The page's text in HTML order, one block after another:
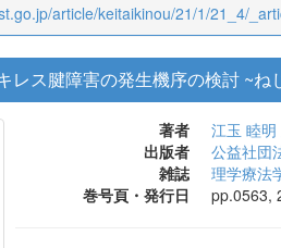
article/keitaikinou/21/1/21_4/
レス腱障害の発生機序の検討 ~ね
著者 江玉 睦明
出版者
公益社団
雑誌
理学療法
巻号頁・発行日
pp.0563,